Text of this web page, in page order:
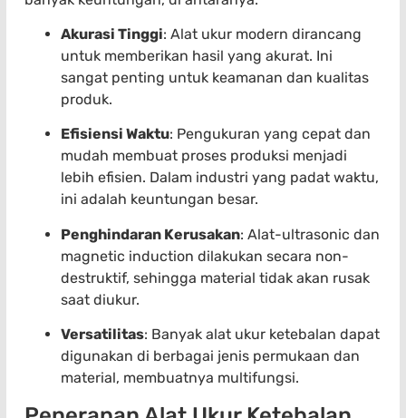
Akurasi Tinggi: Alat ukur modern dirancang
untuk memberikan hasil yang akurat. Ini
sangat penting untuk keamanan dan kualitas
produk.
Efisiensi Waktu: Pengukuran yang cepat dan
mudah membuat proses produksi menjadi
lebih efisien. Dalam industri yang padat waktu,
ini adalah keuntungan besar.
Penghindaran Kerusakan: Alat-ultrasonic dan
magnetic induction dilakukan secara non-
destruktif, sehingga material tidak akan rusak
saat diukur.
Versatilitas: Banyak alat ukur ketebalan dapat
digunakan di berbagai jenis permukaan dan
material, membuatnya multifungsi.